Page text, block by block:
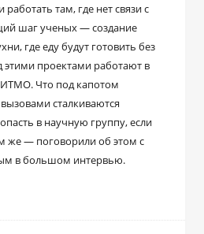
работать там, где нет связи с
шаг ученых — создание
где еду будут готовить без
этими проектами работают в
Что под капотом
сталкиваются
в научную группу, если
же ― поговорили об этом с
в большом интервью.